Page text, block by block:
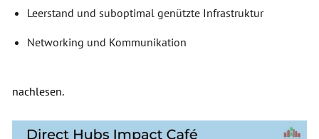
Leerstand und suboptimal genützte Infrastruktur
Networking und Kommunikation
nachlesen.